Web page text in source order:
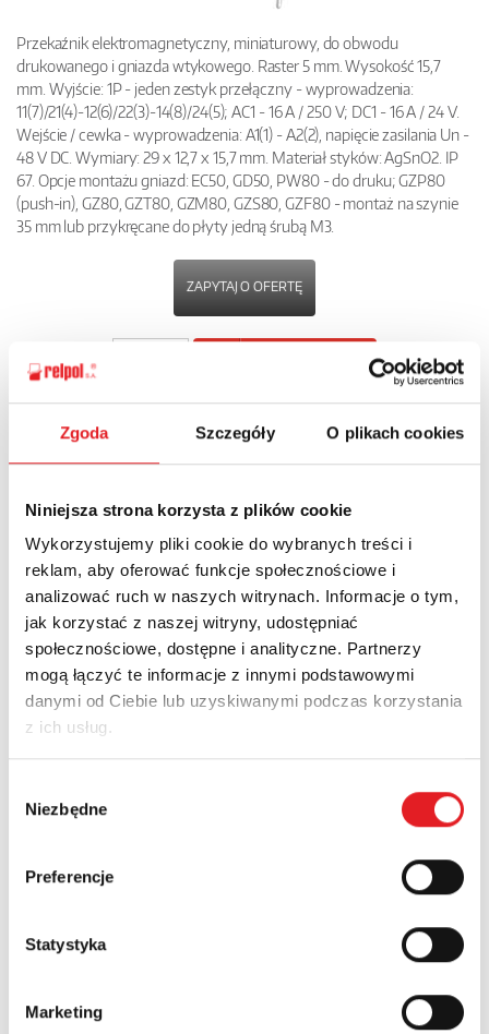
Zgoda Szczegóły O plikach cookies
Niniejsza strona korzysta z plików cookie
Wykorzystujemy pliki cookie do wybranych treści i
reklam, aby oferować funkcje społecznościowe i
analizować ruch w naszych witrynach. Informacje o tym,
jak korzystać z naszej witryny, udostępniać
społecznościowe, dostępne i analityczne. Partnerzy
mogą łączyć te informacje z innymi podstawowymi
danymi od Ciebie lub uzyskiwanymi podczas korzystania
z ich usług.
zgody
Niezbędne
Preferencje
Statystyka
Marketing
Przekaźnik elektromagnetyczny, miniaturowy, do obwodu
drukowanego i gniazda wtykowego. Raster 5 mm. Wysokość 15,7
mm. Wyjście: 1P - jeden zestyk przełączny - wyprowadzenia:
11(7)/21(4)-12(6)/22(3)-14(8)/24(5); AC1 - 16 A / 250 V; DC1 - 16 A / 24 V.
Wejście / cewka - wyprowadzenia: A1(1) - A2(2), napięcie zasilania Un -
48 V DC. Wymiary: 29 x 12,7 x 15,7 mm. Materiał styków: AgSnO2. IP
67. Opcje montażu gniazd: EC50, GD50, PW80 - do druku; GZP80
(push-in), GZ80, GZT80, GZM80, GZS80, GZF80 - montaż na szynie
35 mm lub przykręcane do płyty jedną śrubą M3.
ZAPYTAJ O OFERTĘ
POWRÓT
Zapytaj o szczegóły oferty
Imię i nazwisko: *
Adres e-mail: *
Numer telefonu: